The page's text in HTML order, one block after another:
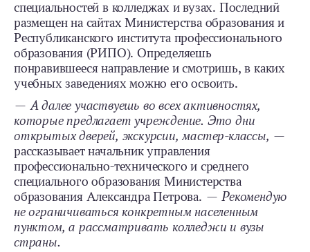
специальностей в колледжах и вузах. Последний
размещен на сайтах Министерства образования и
Республиканского института профессионального
образования (РИПО). Определяешь
понравившееся направление и смотришь, в каких
учебных заведениях можно его освоить.
—А далее участвуешь во всех активностях,
которые предлагает учреждение. Это дни
открытых дверей, экскурсии, мастер-классы, —
рассказывает начальник управления
профессионально-технического и среднего
специального образования Министерства
образования Александра Петрова. —Рекомендую
не ограничиваться конкретным населенным
пунктом, а рассматривать колледжи и вузы
страны.